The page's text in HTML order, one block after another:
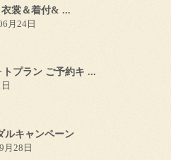
裳＆着付& ...
月24日
トプラン ご予約キ ...
ルキャンペーン
月28日